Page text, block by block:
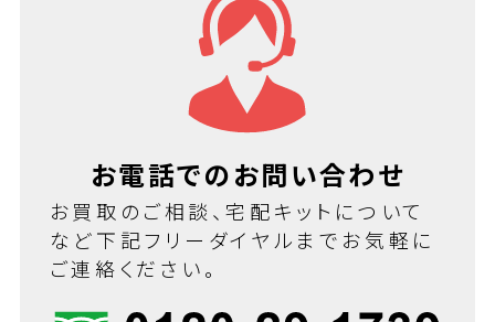
お電話でのお問い合わせ
お買取のご相談、宅配キットについて
など下記フリーダイヤルまでお気軽に
ご連絡ください。